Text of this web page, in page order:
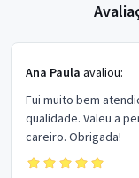
Ana Paula avaliou:
Fui muito bem
qualidade. Valeu a
careiro. Obrigada!